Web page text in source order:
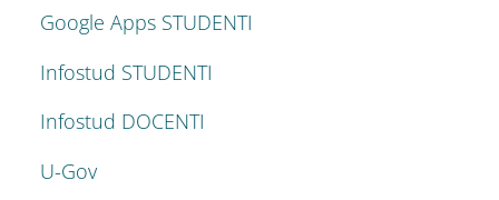
Google Apps STUDENTI
Infostud STUDENTI
Infostud DOCENTI
U-Gov